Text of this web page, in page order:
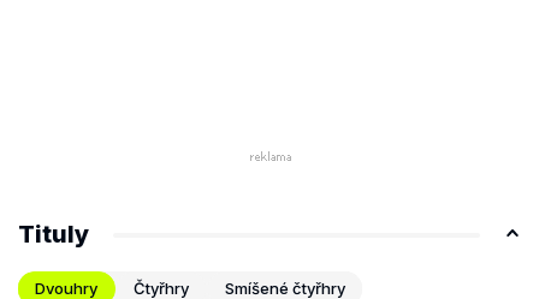
Tituly
Dvouhry Čtyřhry Smíšené čtyřhry